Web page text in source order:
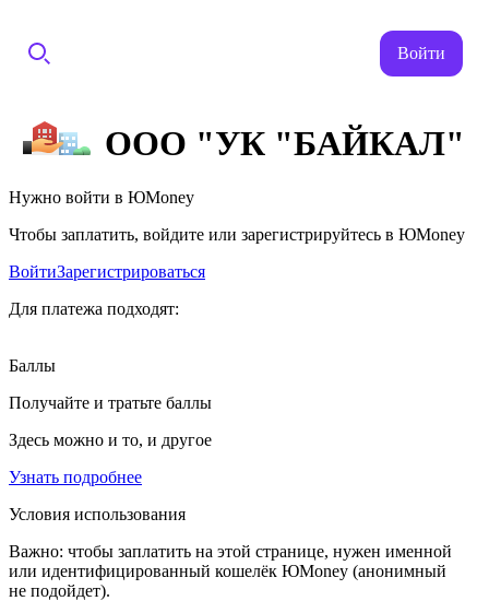
Войти
ООО "УК "БАЙКАЛ"
Нужно войти в ЮMoney
Чтобы заплатить, войдите или зарегистрируйтесь в ЮMoney
ВойтиЗарегистрироваться
Для платежа подходят:
Баллы
Получайте и тратьте баллы
Здесь можно и то, и другое
Узнать подробнее
Условия использования
Важно: чтобы заплатить на этой странице, нужен именной
или идентифицированный кошелёк ЮMoney (анонимный
не подойдет).